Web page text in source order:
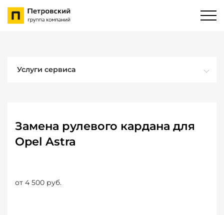
Услуги сервиса
Замена рулевого кардана для
Opel Astra
от 4 500 руб.